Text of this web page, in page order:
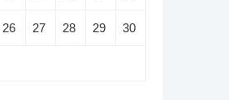
26 27 28 29 30